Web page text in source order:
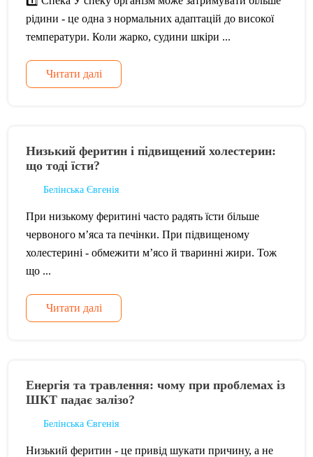
рідини - це одна з нормальних адаптацій до високої
температури. Коли жарко, судини шкіри ...
Читати далі
Низький феритин і підвищений холестерин:
що тоді їсти?
Белінська Євгенія
При низькому феритині часто радять їсти більше
червоного м’яса та печінки. При підвищеному
холестерині - обмежити м’ясо й тваринні жири. Тож
що ...
Читати далі
Енергія та травлення: чому при проблемах із
ШКТ падає залізо?
Белінська Євгенія
Низький феритин - це привід шукати причину, а не